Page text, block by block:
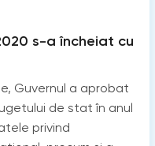
s-a încheiat cu
Guvernul a aprobat
de stat în anul
privind